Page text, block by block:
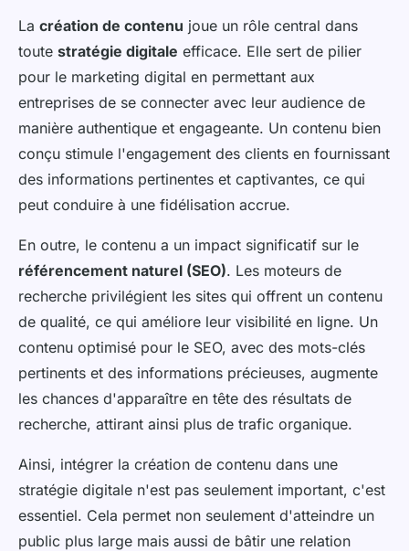
La création de contenu joue un rôle central dans
toute stratégie digitale efficace. Elle sert de pilier
pour le marketing digital en permettant aux
entreprises de se connecter avec leur audience de
manière authentique et engageante. Un contenu bien
conçu stimule l'engagement des clients en fournissant
des informations pertinentes et captivantes, ce qui
peut conduire à une fidélisation accrue.
En outre, le contenu a un impact significatif sur le
référencement naturel (SEO). Les moteurs de
recherche privilégient les sites qui offrent un contenu
de qualité, ce qui améliore leur visibilité en ligne. Un
contenu optimisé pour le SEO, avec des mots-clés
pertinents et des informations précieuses, augmente
les chances d'apparaître en tête des résultats de
recherche, attirant ainsi plus de trafic organique.
Ainsi, intégrer la création de contenu dans une
stratégie digitale n'est pas seulement important, c'est
essentiel. Cela permet non seulement d'atteindre un
public plus large mais aussi de bâtir une relation